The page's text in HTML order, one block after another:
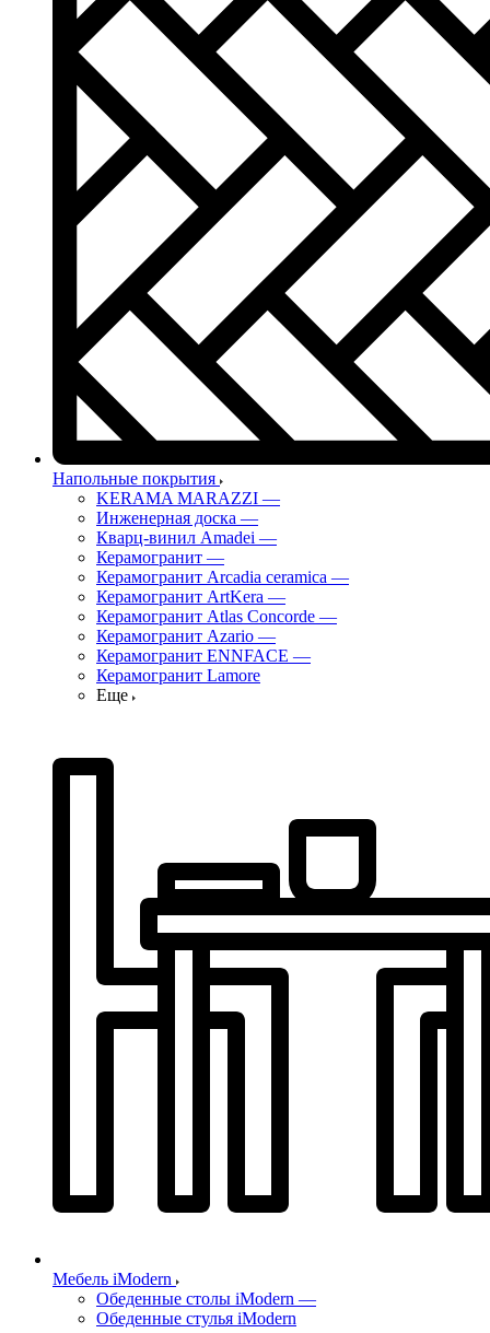
Напольные покрытия
KERAMA MARAZZI —
Инженерная доска —
Кварц-винил Amadei —
Керамогранит —
Керамогранит Arcadia ceramica —
Керамогранит ArtKera —
Керамогранит Atlas Concorde —
Керамогранит Azario —
Керамогранит ENNFACE —
Керамогранит Lamore
Еще
Мебель iModern
Обеденные столы iModern —
Обеденные стулья iModern